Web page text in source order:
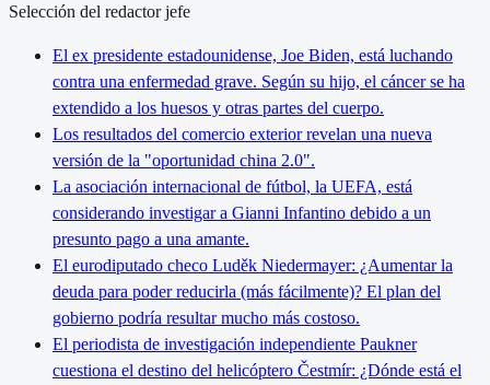
Selección del redactor jefe
El ex presidente estadounidense, Joe Biden, está luchando
contra una enfermedad grave. Según su hijo, el cáncer se ha
extendido a los huesos y otras partes del cuerpo.
Los resultados del comercio exterior revelan una nueva
versión de la "oportunidad china 2.0".
La asociación internacional de fútbol, la UEFA, está
considerando investigar a Gianni Infantino debido a un
presunto pago a una amante.
El eurodiputado checo Luděk Niedermayer: ¿Aumentar la
deuda para poder reducirla (más fácilmente)? El plan del
gobierno podría resultar mucho más costoso.
El periodista de investigación independiente Paukner
cuestiona el destino del helicóptero Čestmír: ¿Dónde está el